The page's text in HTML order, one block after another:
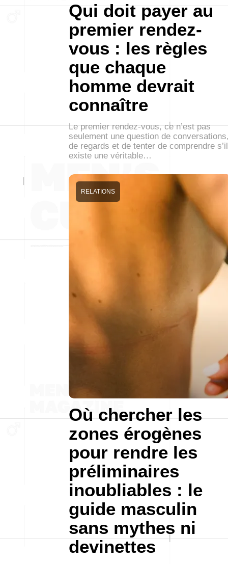
Qui doit payer au
premier rendez-
vous : les règles
que chaque
homme devrait
connaître
Le premier rendez-vous, ce n’est pas
seulement une question de
de regards et de tenter de comprendre s’il
existe une véritable…
Où chercher les
zones érogènes
pour rendre les
préliminaires
inoubliables : le
guide masculin
sans mythes ni
devinettes
RELATIONS